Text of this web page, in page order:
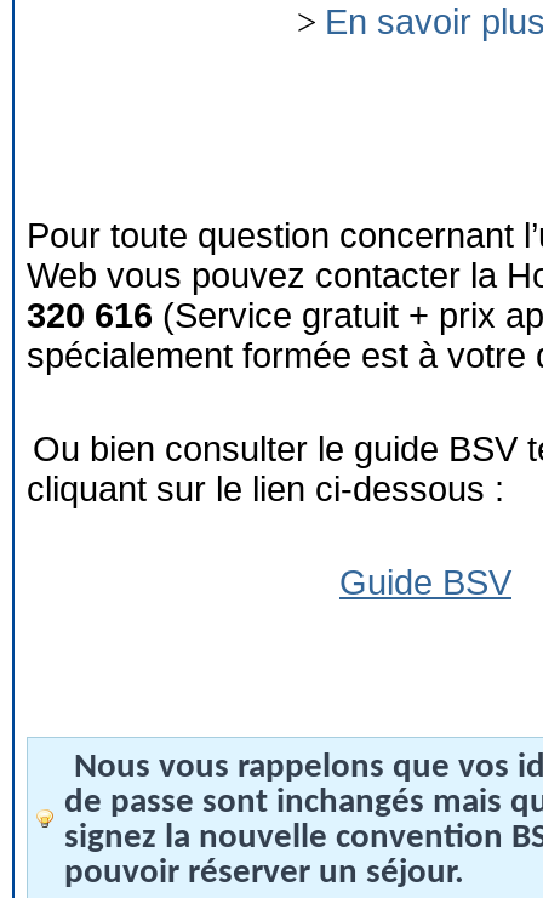
> En savoir
Pour toute question concernant
Web vous pouvez contacter la
320 616 (Service gratuit + prix
spécialement formée est à votre
Ou bien consulter le guide BSV
cliquant sur le lien ci-dessous :
Guide BSV
Nous vous rappelons que vos
de passe sont inchangés mais
signez la nouvelle convention
pouvoir réserver un séjour.